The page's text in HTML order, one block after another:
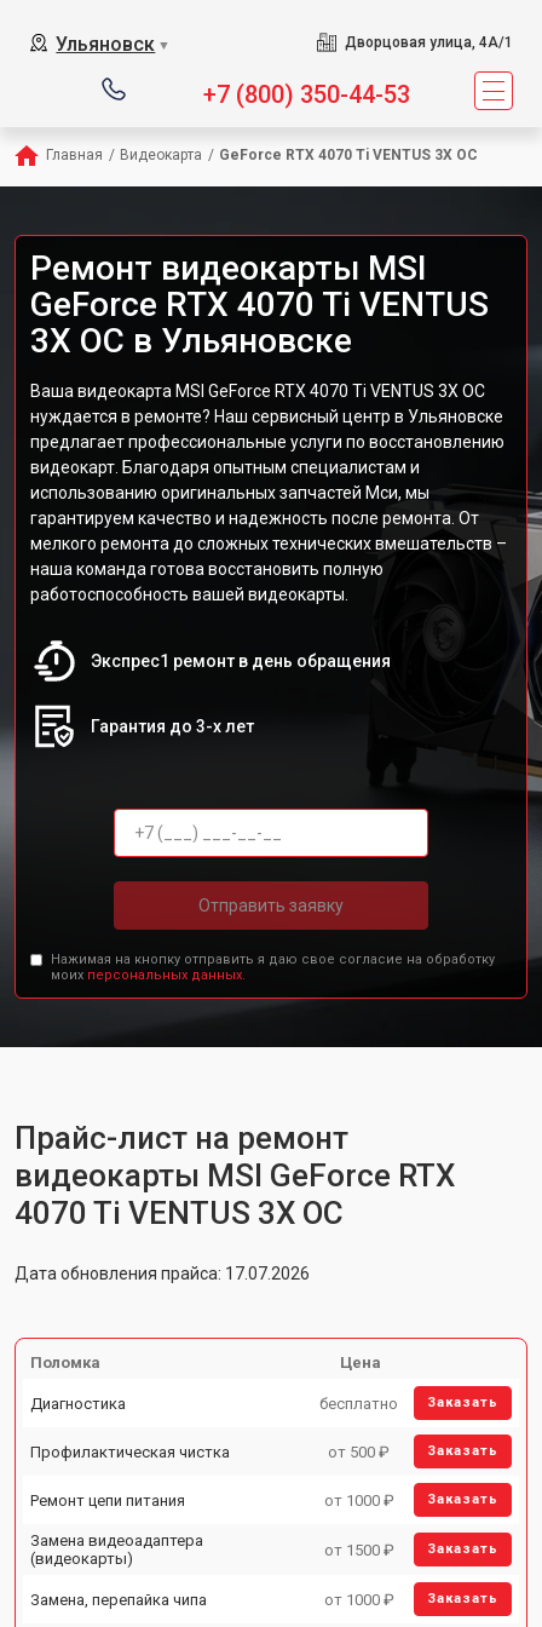
Ульяновск ▼ Дворцовая улица, 4А/1
+7 (800) 350-44-53
Главная / Видеокарта / GeForce RTX 4070 Ti VENTUS 3X OC
Ремонт видеокарты MSI
GeForce RTX 4070 Ti VENTUS
3X OC в Ульяновске
Ваша видеокарта MSI GeForce RTX 4070 Ti VENTUS 3X OC
нуждается в ремонте? Наш сервисный центр в Ульяновске
предлагает профессиональные услуги по восстановлению
видеокарт. Благодаря опытным специалистам и
использованию оригинальных запчастей Мси, мы
гарантируем качество и надежность после ремонта. От
мелкого ремонта до сложных технических вмешательств –
наша команда готова восстановить полную
работоспособность вашей видеокарты.
Экспрес1 ремонт в день обращения
Гарантия до 3-х лет
Отправить заявку
Нажимая на кнопку отправить я даю свое согласие на обработку
моих персональных данных.
Прайс-лист на ремонт
видеокарты MSI GeForce RTX
4070 Ti VENTUS 3X OC
Дата обновления прайса: 17.07.2026
Поломка Цена
Диагностика бесплатно Заказать
Профилактическая чистка от 500 ₽ Заказать
Ремонт цепи питания от 1000 ₽ Заказать
Замена видеоадаптера
(видеокарты)
от 1500 ₽ Заказать
Замена, перепайка чипа от 1000 ₽ Заказать